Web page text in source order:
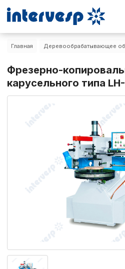
Главная Деревообрабатывающее
Фрезерно-
карусельного типа